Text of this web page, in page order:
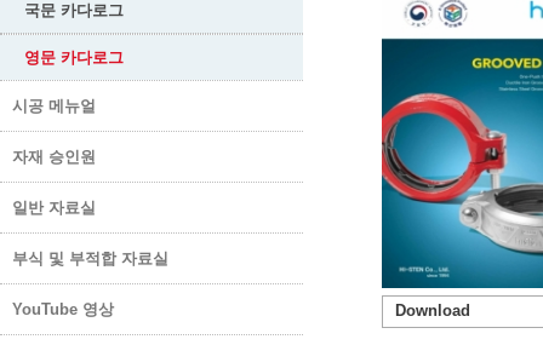
국문 카다로그
영문 카다로그
시공 메뉴얼
자재 승인원
일반 자료실
부식 및 부적합 자료실
YouTube 영상 Download